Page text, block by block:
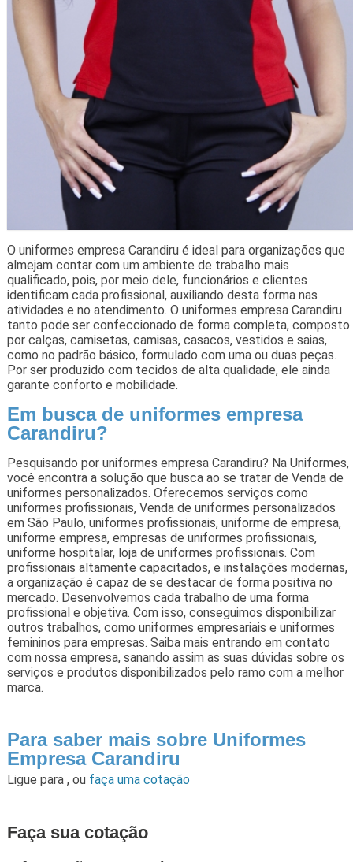
O uniformes empresa Carandiru é ideal para organizações que
almejam contar com um ambiente de trabalho mais
qualificado, pois, por meio dele, funcionários e clientes
identificam cada profissional, auxiliando desta forma nas
atividades e no atendimento. O uniformes empresa Carandiru
tanto pode ser confeccionado de forma completa, composto
por calças, camisetas, camisas, casacos, vestidos e saias,
como no padrão básico, formulado com uma ou duas peças.
Por ser produzido com tecidos de alta qualidade, ele ainda
garante conforto e mobilidade.
Em busca de uniformes empresa
Carandiru?
Pesquisando por uniformes empresa Carandiru? Na Uniformes,
você encontra a solução que busca ao se tratar de Venda de
uniformes personalizados. Oferecemos serviços como
uniformes profissionais, Venda de uniformes personalizados
em São Paulo, uniformes profissionais, uniforme de empresa,
uniforme empresa, empresas de uniformes profissionais,
uniforme hospitalar, loja de uniformes profissionais. Com
profissionais altamente capacitados, e instalações modernas,
a organização é capaz de se destacar de forma positiva no
mercado. Desenvolvemos cada trabalho de uma forma
profissional e objetiva. Com isso, conseguimos disponibilizar
outros trabalhos, como uniformes empresariais e uniformes
femininos para empresas. Saiba mais entrando em contato
com nossa empresa, sanando assim as suas dúvidas sobre os
serviços e produtos disponibilizados pelo ramo com a melhor
marca.
Para saber mais sobre Uniformes
Empresa Carandiru
Ligue para , ou faça uma cotação
Faça sua cotação